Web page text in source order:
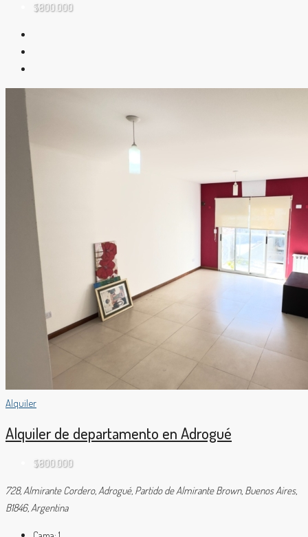
$800.000
Alquiler
Alquiler de departamento en Adrogué
$800.000
728, Almirante Cordero, Adrogué, Partido de Almirante Brown, Buenos Aires,
B1846, Argentina